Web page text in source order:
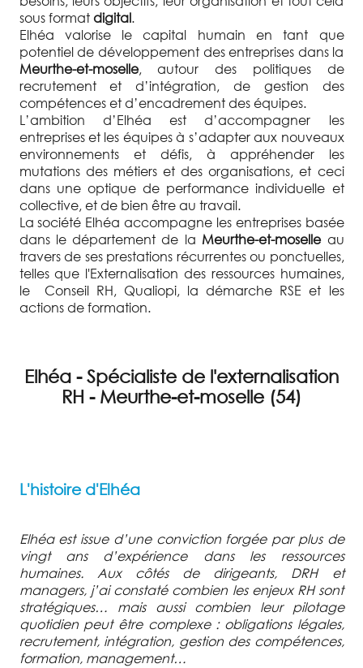
sous formatdigital.
Elhéa valorise le capital humain en tant que
potentiel de développement des entreprises dans la
Meurthe-et-moselle, autour des politiques de
recrutement et d’intégration, de gestion des
compétences et d’encadrement des équipes.
L’ambition d’Elhéa est d’accompagner les
entreprises et les équipes à s’adapter aux nouveaux
environnements et défis, à appréhender les
mutations des métiers et des organisations, et ceci
dans une optique de performance individuelle et
collective, et de bien être au travail.
La société Elhéa accompagne les entreprises basée
dans le département de la Meurthe-et-moselleau
travers de ses prestations récurrentes ou ponctuelles,
telles que l'Externalisation des ressources humaines,
le Conseil RH, Qualiopi, la démarche RSE et les
actions de formation.
Elhéa - Spécialiste de l'externalisation
RH - Meurthe-et-moselle (54)
L'histoire d'Elhéa
Elhéa est issue d’une conviction forgée par plus de
vingt ans d’expérience dans les ressources
humaines. Aux côtés de dirigeants, DRH et
managers, j’ai constaté combien les enjeux RH sont
stratégiques… mais aussi combien leur pilotage
quotidien peut être complexe : obligations légales,
recrutement, intégration, gestion des compétences,
formation, management…